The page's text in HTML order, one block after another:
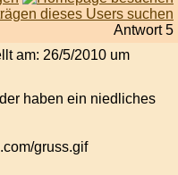
Antwort 5
am: 26/5/2010 um
haben ein niedliches